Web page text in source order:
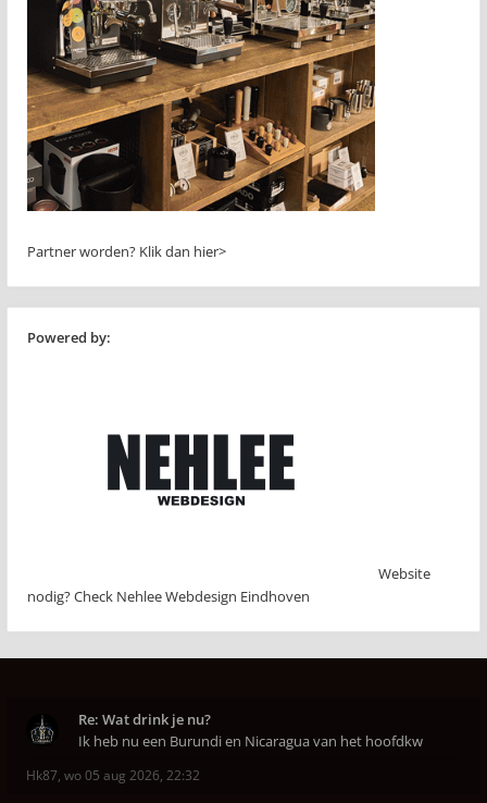
Partner worden? Klik dan hier>
Powered by:
Website
nodig? Check Nehlee Webdesign Eindhoven
Re: Wat drink je nu?
Ik heb nu een Burundi en Nicaragua van het hoofdkw
Hk87, wo 05 aug 2026, 22:32